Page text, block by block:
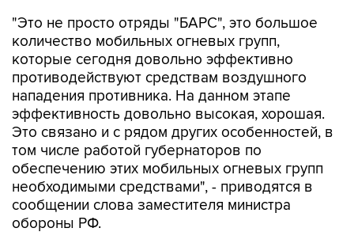
"Это не просто отряды "БАРС", это большое
количество мобильных огневых групп,
которые сегодня довольно эффективно
противодействуют средствам воздушного
нападения противника. На данном этапе
эффективность довольно высокая, хорошая.
Это связано и с рядом других особенностей, в
том числе работой губернаторов по
обеспечению этих мобильных огневых групп
необходимыми средствами", - приводятся в
сообщении слова заместителя министра
обороны РФ.